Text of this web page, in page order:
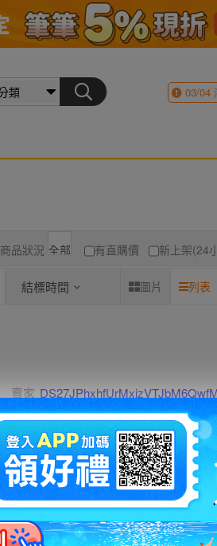
03/04
商品狀況 有直購價 新上架(24
結標時間 圖片 列表
賣家
0~0件 / 0件跳至